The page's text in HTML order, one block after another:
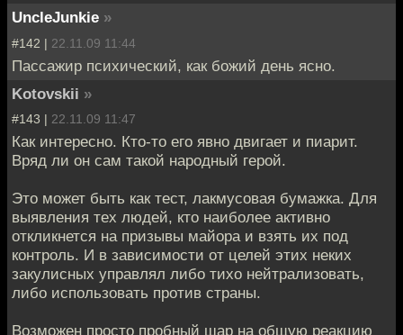
UncleJunkie »
#142 | 22.11.09 11:44
Пассажир психический, как божий день ясно.
Kotovskii »
#143 | 22.11.09 11:47
Как интересно. Кто-то его явно двигает и пиарит.
Вряд ли он сам такой народный герой.
Это может быть как тест, лакмусовая бумажка. Для
выявления тех людей, кто наиболее активно
откликнется на призывы майора и взять их под
контроль. И в зависимости от целей этих неких
закулисных управлял либо тихо нейтрализовать,
либо использовать против страны.
Возможен просто пробный шар на общую реакцию